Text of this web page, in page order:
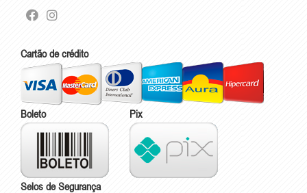
Cartão de crédito
Boleto Pix
Selos de Segurança